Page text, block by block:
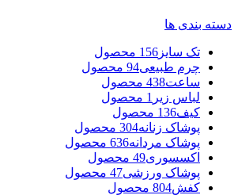
دسته بندی ها
تک سایز 156 محصول
چرم طبیعی94 محصول
ساعت438 محصول
لباس زیر 1 محصول
کیف136 محصول
پوشاک زنانه304 محصول
پوشاک مردانه636 محصول
اکسسوری49 محصول
پوشاک ورزشی47 محصول
کفش804 محصول